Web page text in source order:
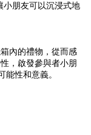
小朋友可以沉浸式地
內的禮物，從而感
，啟發參與者小朋
性和意義。